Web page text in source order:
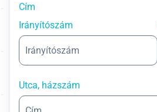
Cím
Irányítószám
Utca, házszám